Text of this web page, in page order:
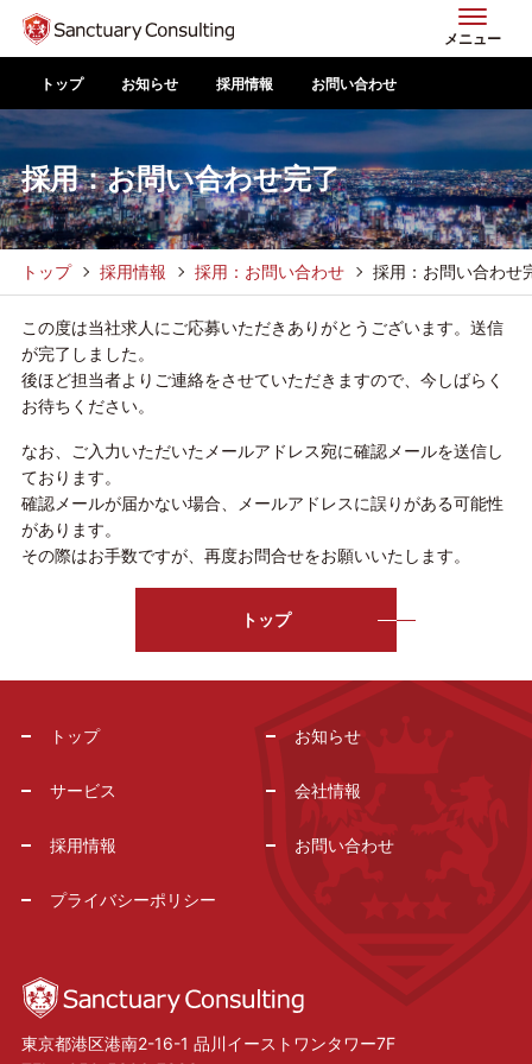
メニュー
トップ お知らせ 採用情報 お問い合わせ
採用：お問い合わせ完了
トップ 採用情報 採用：お問い合わせ 採用：お問い合わせ
この度は当社求人にご応募いただきありがとうございます。送信
が完了しました。
後ほど担当者よりご連絡をさせていただきますので、今しばらく
お待ちください。
なお、ご入力いただいたメールアドレス宛に確認メールを送信し
ております。
確認メールが届かない場合、メールアドレスに誤りがある可能性
があります。
その際はお手数ですが、再度お問合せをお願いいたします。
トップ
トップ お知らせ
サービス 会社情報
採用情報 お問い合わせ
プライバシーポリシー
東京都港区港南2-16-1 品川イーストワンタワー7F